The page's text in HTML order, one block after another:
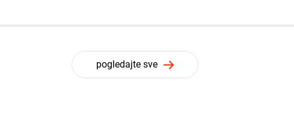
pogledajte sve